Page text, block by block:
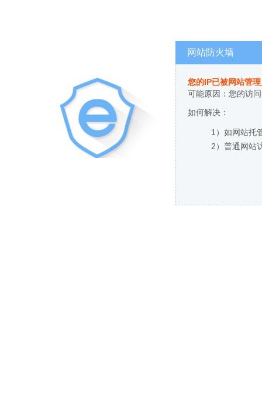
网站防火墙
您的IP已被网站管
可能原因：您的访
如何解决：
1）如网站托
2）普通网站